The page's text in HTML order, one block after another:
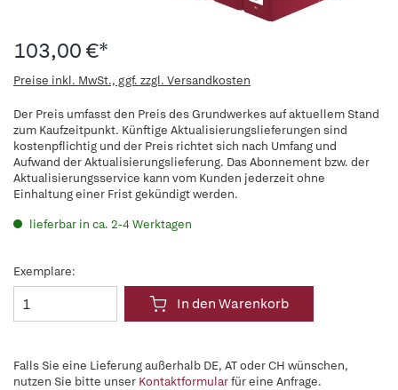
103,00 €*
Preise inkl. MwSt., ggf. zzgl. Versandkosten
Der Preis umfasst den Preis des Grundwerkes auf aktuellem Stand
zum Kaufzeitpunkt. Künftige Aktualisierungslieferungen sind
kostenpflichtig und der Preis richtet sich nach Umfang und
Aufwand der Aktualisierungslieferung. Das Abonnement bzw. der
Aktualisierungsservice kann vom Kunden jederzeit ohne
Einhaltung einer Frist gekündigt werden.
lieferbar in ca. 2-4 Werktagen
Exemplare:
In den Warenkorb
Falls Sie eine Lieferung außerhalb DE, AT oder CH wünschen,
nutzen Sie bitte unser Kontaktformularfür eine Anfrage.